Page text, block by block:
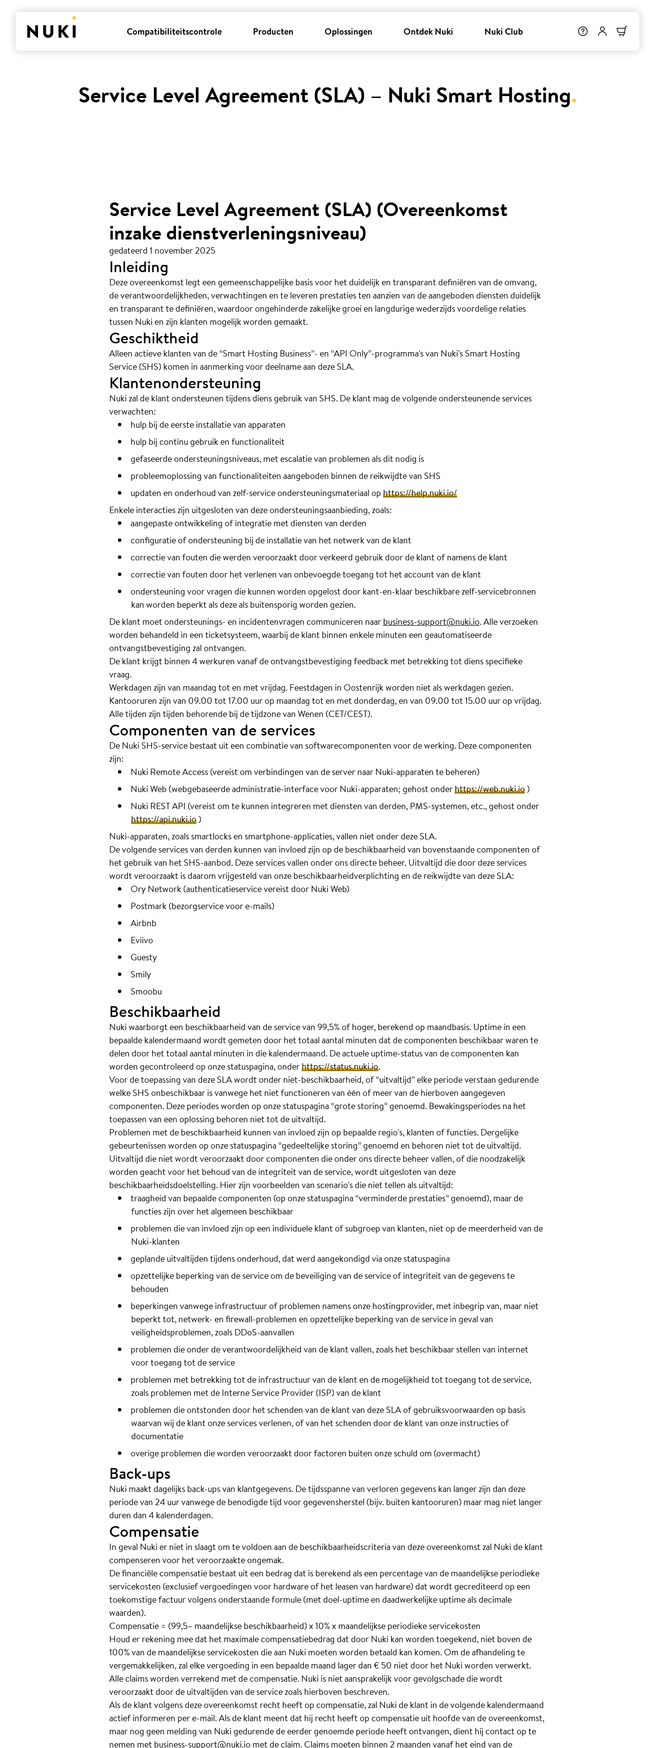
Compatibiliteitscontrole Producten Oplossingen Ontdek Nuki Nuki Club
Service Level Agreement (SLA) – Nuki Smart Hosting.
Service Level Agreement (SLA) (Overeenkomst
inzake dienstverleningsniveau)
gedateerd 1 november 2025
Inleiding
Deze overeenkomst legt een gemeenschappelijke basis voor het duidelijk en transparant definiëren van de omvang,
de verantwoordelijkheden, verwachtingen en te leveren prestaties ten aanzien van de aangeboden diensten duidelijk
en transparant te definiëren, waardoor ongehinderde zakelijke groei en langdurige wederzijds voordelige relaties
tussen Nuki en zijn klanten mogelijk worden gemaakt.
Geschiktheid
Alleen actieve klanten van de “Smart Hosting Business”- en “API Only”-programma's van Nuki's Smart Hosting
Service (SHS) komen in aanmerking voor deelname aan deze SLA.
Klantenondersteuning
Nuki zal de klant ondersteunen tijdens diens gebruik van SHS. De klant mag de volgende ondersteunende services
verwachten:
hulp bij de eerste installatie van apparaten
hulp bij continu gebruik en functionaliteit
gefaseerde ondersteuningsniveaus, met escalatie van problemen als dit nodig is
probleemoplossing van functionaliteiten aangeboden binnen de reikwijdte van SHS
updaten en onderhoud van zelf-service ondersteuningsmateriaal ophttps://help.nuki.io/
Enkele interacties zijn uitgesloten van deze ondersteuningsaanbieding, zoals:
aangepaste ontwikkeling of integratie met diensten van derden
configuratie of ondersteuning bij de installatie van het netwerk van de klant
correctie van fouten die werden veroorzaakt door verkeerd gebruik door de klant of namens de klant
correctie van fouten door het verlenen van onbevoegde toegang tot het account van de klant
ondersteuning voor vragen die kunnen worden opgelost door kant-en-klaar beschikbare zelf-servicebronnen
kan worden beperkt als deze als buitensporig worden gezien.
De klant moet ondersteunings- en incidentenvragen communiceren naarbusiness-support@nuki.io. Alle verzoeken
worden behandeld in een ticketsysteem, waarbij de klant binnen enkele minuten een geautomatiseerde
ontvangstbevestiging zal ontvangen.
De klant krijgt binnen 4 werkuren vanaf de ontvangstbevestiging feedback met betrekking tot diens specifieke
vraag.
Werkdagen zijn van maandag tot en met vrijdag. Feestdagen in Oostenrijk worden niet als werkdagen gezien.
Kantooruren zijn van 09.00 tot 17.00 uur op maandag tot en met donderdag, en van 09.00 tot 15.00 uur op vrijdag.
Alle tijden zijn tijden behorende bij de tijdzone van Wenen (CET/CEST).
Componenten van de services
De Nuki SHS-service bestaat uit een combinatie van softwarecomponenten voor de werking. Deze componenten
zijn:
Nuki Remote Access (vereist om verbindingen van de server naar Nuki-apparaten te beheren)
Nuki Web (webgebaseerde administratie-interface voor Nuki-apparaten; gehost onderhttps://web.nuki.io)
Nuki REST API (vereist om te kunnen integreren met diensten van derden, PMS-systemen, etc., gehost onder
https://api.nuki.io)
Nuki-apparaten, zoals smartlocks en smartphone-applicaties, vallen niet onder deze SLA.
De volgende services van derden kunnen van invloed zijn op de beschikbaarheid van bovenstaande componenten of
het gebruik van het SHS-aanbod. Deze services vallen onder ons directe beheer. Uitvaltijd die door deze services
wordt veroorzaakt is daarom vrijgesteld van onze beschikbaarheidverplichting en de reikwijdte van deze SLA:
Ory Network (authenticatieservice vereist door Nuki Web)
Postmark (bezorgservice voor e-mails)
Airbnb
Eviivo
Guesty
Smily
Smoobu
Beschikbaarheid
Nuki waarborgt een beschikbaarheid van de service van 99,5% of hoger, berekend op maandbasis. Uptime in een
bepaalde kalendermaand wordt gemeten door het totaal aantal minuten dat de componenten beschikbaar waren te
delen door het totaal aantal minuten in die kalendermaand. De actuele uptime-status van de componenten kan
worden gecontroleerd op onze statuspagina, onderhttps://status.nuki.io.
Voor de toepassing van deze SLA wordt onder niet-beschikbaarheid, of “uitvaltijd” elke periode verstaan gedurende
welke SHS onbeschikbaar is vanwege het niet functioneren van één of meer van de hierboven aangegeven
componenten. Deze periodes worden op onze statuspagina “grote storing” genoemd. Bewakingsperiodes na het
toepassen van een oplossing behoren niet tot de uitvaltijd.
Problemen met de beschikbaarheid kunnen van invloed zijn op bepaalde regio's, klanten of functies. Dergelijke
gebeurtenissen worden op onze statuspagina “gedeeltelijke storing” genoemd en behoren niet tot de uitvaltijd.
Uitvaltijd die niet wordt veroorzaakt door componenten die onder ons directe beheer vallen, of die noodzakelijk
worden geacht voor het behoud van de integriteit van de service, wordt uitgesloten van deze
beschikbaarheidsdoelstelling. Hier zijn voorbeelden van scenario's die niet tellen als uitvaltijd:
traagheid van bepaalde componenten (op onze statuspagina “verminderde prestaties” genoemd), maar de
functies zijn over het algemeen beschikbaar
problemen die van invloed zijn op een individuele klant of subgroep van klanten, niet op de meerderheid van de
Nuki-klanten
geplande uitvaltijden tijdens onderhoud, dat werd aangekondigd via onze statuspagina
opzettelijke beperking van de service om de beveiliging van de service of integriteit van de gegevens te
behouden
beperkingen vanwege infrastructuur of problemen namens onze hostingprovider, met inbegrip van, maar niet
beperkt tot, netwerk- en firewall-problemen en opzettelijke beperking van de service in geval van
veiligheidsproblemen, zoals DDoS-aanvallen
problemen die onder de verantwoordelijkheid van de klant vallen, zoals het beschikbaar stellen van internet
voor toegang tot de service
problemen met betrekking tot de infrastructuur van de klant en de mogelijkheid tot toegang tot de service,
zoals problemen met de Interne Service Provider (ISP) van de klant
problemen die ontstonden door het schenden van de klant van deze SLA of gebruiksvoorwaarden op basis
waarvan wij de klant onze services verlenen, of van het schenden door de klant van onze instructies of
documentatie
overige problemen die worden veroorzaakt door factoren buiten onze schuld om (overmacht)
Back-ups
Nuki maakt dagelijks back-ups van klantgegevens. De tijdsspanne van verloren gegevens kan langer zijn dan deze
periode van 24 uur vanwege de benodigde tijd voor gegevensherstel (bijv. buiten kantooruren) maar mag niet langer
duren dan 4 kalenderdagen.
Compensatie
In geval Nuki er niet in slaagt om te voldoen aan de beschikbaarheidscriteria van deze overeenkomst zal Nuki de klant
compenseren voor het veroorzaakte ongemak.
De financiële compensatie bestaat uit een bedrag dat is berekend als een percentage van de maandelijkse periodieke
servicekosten (exclusief vergoedingen voor hardware of het leasen van hardware) dat wordt gecrediteerd op een
toekomstige factuur volgens onderstaande formule (met doel-uptime en daadwerkelijke uptime als decimale
waarden).
Compensatie = (99,5– maandelijkse beschikbaarheid) x 10% x maandelijkse periodieke servicekosten
Houd er rekening mee dat het maximale compensatiebedrag dat door Nuki kan worden toegekend, niet boven de
100% van de maandelijkse servicekosten die aan Nuki moeten worden betaald kan komen. Om de afhandeling te
vergemakkelijken, zal elke vergoeding in een bepaalde maand lager dan € 50 niet door het Nuki worden verwerkt.
Alle claims worden verrekend met de compensatie. Nuki is niet aansprakelijk voor gevolgschade die wordt
veroorzaakt door de uitvaltijden van de service zoals hierboven beschreven.
Als de klant volgens deze overeenkomst recht heeft op compensatie, zal Nuki de klant in de volgende kalendermaand
actief informeren per e-mail. Als de klant meent dat hij recht heeft op compensatie uit hoofde van de overeenkomst,
maar nog geen melding van Nuki gedurende de eerder genoemde periode heeft ontvangen, dient hij contact op te
nemen metbusiness-support@nuki.iomet de claim. Claims moeten binnen 2 maanden vanaf het eind van de